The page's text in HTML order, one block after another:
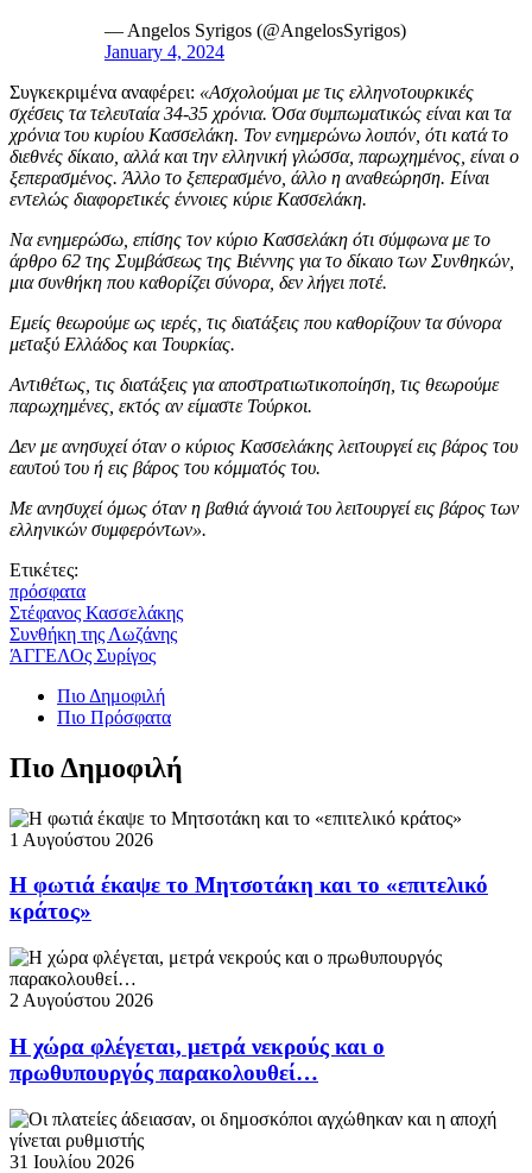
— Angelos Syrigos (@AngelosSyrigos)
January 4, 2024
Συγκεκριμένα αναφέρει: «Ασχολούμαι με τις ελληνοτουρκικές
σχέσεις τα τελευταία 34-35 χρόνια. Όσα συμπωματικώς είναι και τα
χρόνια του κυρίου Κασσελάκη. Τον ενημερώνω λοιπόν, ότι κατά το
διεθνές δίκαιο, αλλά και την ελληνική γλώσσα, παρωχημένος, είναι ο
ξεπερασμένος. Άλλο το ξεπερασμένο, άλλο η αναθεώρηση. Είναι
εντελώς διαφορετικές έννοιες κύριε Κασσελάκη.
Να ενημερώσω, επίσης τον κύριο Κασσελάκη ότι σύμφωνα με το
άρθρο 62 της Συμβάσεως της Βιέννης για το δίκαιο των Συνθηκών,
μια συνθήκη που καθορίζει σύνορα, δεν λήγει ποτέ.
Εμείς θεωρούμε ως ιερές, τις διατάξεις που καθορίζουν τα σύνορα
μεταξύ Ελλάδος και Τουρκίας.
Αντιθέτως, τις διατάξεις για αποστρατιωτικοποίηση, τις θεωρούμε
παρωχημένες, εκτός αν είμαστε Τούρκοι.
Δεν με ανησυχεί όταν ο κύριος Κασσελάκης λειτουργεί εις βάρος του
εαυτού του ή εις βάρος του κόμματός του.
Με ανησυχεί όμως όταν η βαθιά άγνοιά του λειτουργεί εις βάρος των
ελληνικών συμφερόντων».
Ετικέτες:
πρόσφατα
Στέφανος Κασσελάκης
Συνθήκη της Λωζάνης
ΆΓΓΕΛΟς Συρίγος
Πιο Δημοφιλή
Πιο Πρόσφατα
Πιο Δημοφιλή
1 Αυγούστου 2026
Η φωτιά έκαψε το Μητσοτάκη και το «επιτελικό
κράτος»
2 Αυγούστου 2026
Η χώρα φλέγεται, μετρά νεκρούς και ο
πρωθυπουργός παρακολουθεί…
31 Ιουλίου 2026